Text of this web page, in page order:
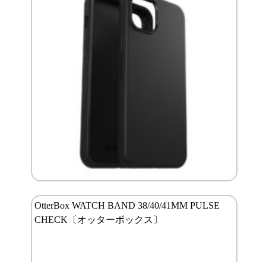
OtterBox WATCH BAND 38/40/41MM PULSE
CHECK〔オッターボックス〕